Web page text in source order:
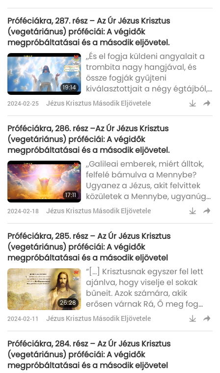
és így mindig az Úrral leszünk.”
Próféciákra, 287. rész – Az Úr Jézus Krisztus
(vegetáriánus) próféciái: A végidők
megpróbáltatásai és a második eljövetel.
19:14
„És el fogja küldeni angyalait a
trombita nagy hangjával, és
össze fogják gyűjteni
kiválasztottjait a négy égtájból,
a Menny egyik végétől a
2024-02-25 Jézus Krisztus Második Eljövetele
Próféciákra, 286. rész –Az Úr Jézus Krisztus
(vegetáriánus) próféciái: A végidők
megpróbáltatásai és a második eljövetel.
17:11
„Galileai emberek, miért álltok,
felfelé bámulva a Mennybe?
Ugyanez a Jézus, akit felvittek
közületek a Mennybe, ugyanúgy
fog jönni, ahogy láttátok Őt a
Mennybe menni.”
2024-02-18 Jézus Krisztus Második Eljövetele
Próféciákra, 285. rész – Az Úr Jézus Krisztus
(vegetáriánus) próféciái: A végidők
megpróbáltatásai és a második eljövetel
26:28
“[…] Krisztusnak egyszer fel lett
ajánlva, hogy viselje el sokak
bűneit. Azok számára, akik
erősen várnak Rá, Ő meg fog
jelenni egy második
alkalommal, a bűnön kívül, a
megváltásért.”
2024-02-11 Jézus Krisztus Második Eljövetele
Próféciákra, 284. rész – Az Úr Jézus Krisztus
(vegetáriánus) próféciái: A végidők
megpróbáltatásai és a második eljövetel